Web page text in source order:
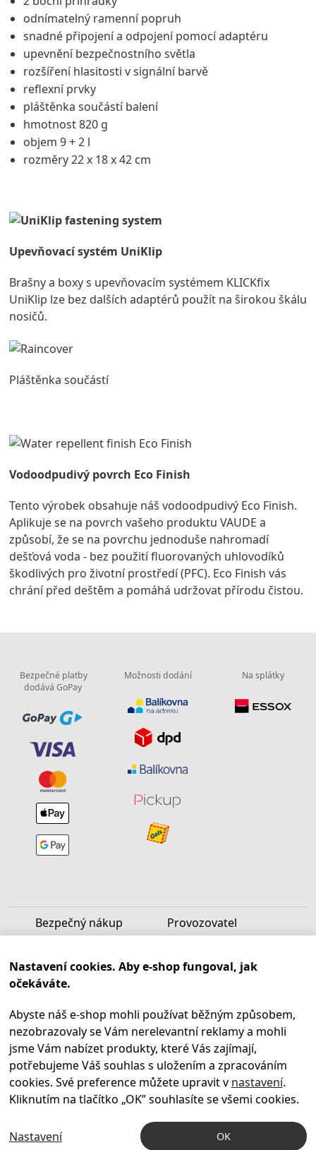
odnímatelný ramenní popruh
snadné připojení a odpojení pomocí adaptéru
upevnění bezpečnostního světla
rozšíření hlasitosti v signální barvě
reflexní prvky
pláštěnka součástí balení
hmotnost 820 g
objem 9 + 2 l
rozměry 22 x 18 x 42 cm
Upevňovací systém UniKlip
Brašny a boxy s upevňovacím systémem KLICKfix
UniKlip lze bez dalších adaptérů použít na širokou škálu
nosičů.
Pláštěnka součástí
Vodoodpudivý povrch Eco Finish
Tento výrobek obsahuje náš vodoodpudivý Eco Finish.
Aplikuje se na povrch vašeho produktu VAUDE a
způsobí, že se na povrchu jednoduše nahromadí
dešťová voda - bez použití fluorovaných uhlovodíků
škodlivých pro životní prostředí (PFC). Eco Finish vás
chrání před deštěm a pomáhá udržovat přírodu čistou.
Bezpečné platby
dodává GoPay
Možnosti dodání Na splátky
Bezpečný nákup Provozovatel
Infolinka
Po - Pá 9.00 - 17.00
+420469 621 252
Kontakty
Kariéra
© 2004 – 2026
Nastavení cookies. Aby e-shop fungoval, jak
očekáváte.
Abyste náš e-shop mohli používat běžným způsobem,
nezobrazovaly se Vám nerelevantní reklamy a mohli
jsme Vám nabízet produkty, které Vás zajímají,
potřebujeme Váš souhlas s uložením a zpracováním
cookies. Své preference můžete upravit v nastavení.
Kliknutím na tlačítko „OK” souhlasíte se všemi cookies.
Nastavení OK